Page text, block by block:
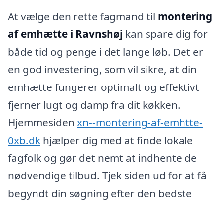
At vælge den rette fagmand til montering
af emhætte i Ravnshøj kan spare dig for
både tid og penge i det lange løb. Det er
en god investering, som vil sikre, at din
emhætte fungerer optimalt og effektivt
fjerner lugt og damp fra dit køkken.
Hjemmesiden xn--montering-af-emhtte-
0xb.dk hjælper dig med at finde lokale
fagfolk og gør det nemt at indhente de
nødvendige tilbud. Tjek siden ud for at få
begyndt din søgning efter den bedste